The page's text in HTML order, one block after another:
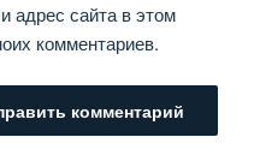
адрес сайта в этом
комментариев.